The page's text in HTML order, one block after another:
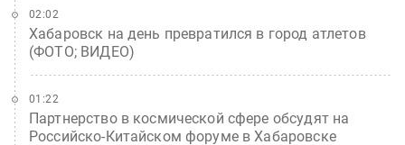
Хабаровск на день превратился в город атлетов
(ФОТО; ВИДЕО)
02:02
Партнерство в космической сфере обсудят на
Российско-Китайском форуме в Хабаровске
01:22